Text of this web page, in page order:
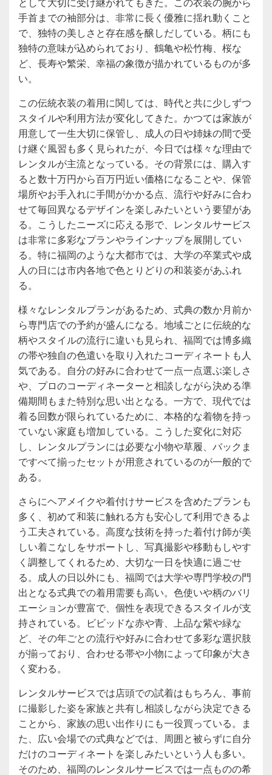
手首までの袖部分は、非常に長く優雅に揺れ動くこと
で、独特の美しさと存在感を醸しだしている。柄にも
独特の意味が込められており、鶴亀や松竹梅、桜な
ど、長寿や繁栄、幸福の象徴が描かれているものが多
い。
この伝統衣装の着用に関しては、時代と共に少しずつ
スタイルや利用方法が変化してきた。かつては家族が
用意して一生大切に保管し、成人の日や姉妹の間で受
け継ぐ風習も多く見られたが、今日では様々な理由で
レンタルが主流となっている。その背景には、購入す
ると数十万円から百万円近い価格になることや、保管
場所やお手入れに手間がかかる点、流行や好みに合わ
せて毎回異なるデザインを楽しみたいという要望があ
る。こうしたニーズに応える形で、レンタルサービス
は非常に多彩なプランやラインナップを展開してい
る。特に福岡のような大都市では、大学の卒業式や成
人の日には市内各地で色とりどりの和装姿があふれ
る。
様々なレンタルプランがあるため、式典の数か月前か
ら専門店での予約が盛んになる。地域ごとに伝統的な
柄やスタイルの流行に違いも見られ、福岡では博多織
の帯や独自の色遣いを取り入れたコーディネートも人
気である。自分の好みに合わせて一点一点選ぶ楽しさ
や、プロのコーディネーターと相談しながら決める準
備期間もまた特別な思い出となる。一方で、現代では
着る回数が限られているために、本格的な着物を持っ
ていない家庭も増加している。こうした変化に対応
し、レンタルプランには必要な小物や草履、バックま
ですべて揃ったセットが用意されているのが一般的で
ある。
さらにヘアメイクや着付けサービスを含めたプランも
多く、初めて和装に触れる方も安心して利用できるよ
う工夫されている。高度な技術を持った着付け師が美
しい着こなしをサポートし、写真撮影や移動もしやす
く調整してくれるため、大切な一日を快適に過ごせ
る。成人の日以外にも、福岡では大学や専門学校の門
出となる式典での着用需要も高い。色使いや柄のバリ
エーションが豊富で、個性を表現できるスタイルが支
持されている。ビビッドな赤や青、上品な紫や緑な
ど、その年ごとの流行や好みに合わせて多彩な選択肢
が揃っており、合わせる帯や小物によって印象が大き
く変わる。
レンタルサービスでは店頭での試着はもちろん、事前
に撮影した姿を家族と共有し相談しながら決定できる
ことから、家族の思い出作りにも一役買っている。ま
た、広い会場での式典などでは、周囲と被らずに自分
だけのコーディネートを楽しみたいという人も多い。
そのため、福岡のレンタルサービスでは一点ものの希